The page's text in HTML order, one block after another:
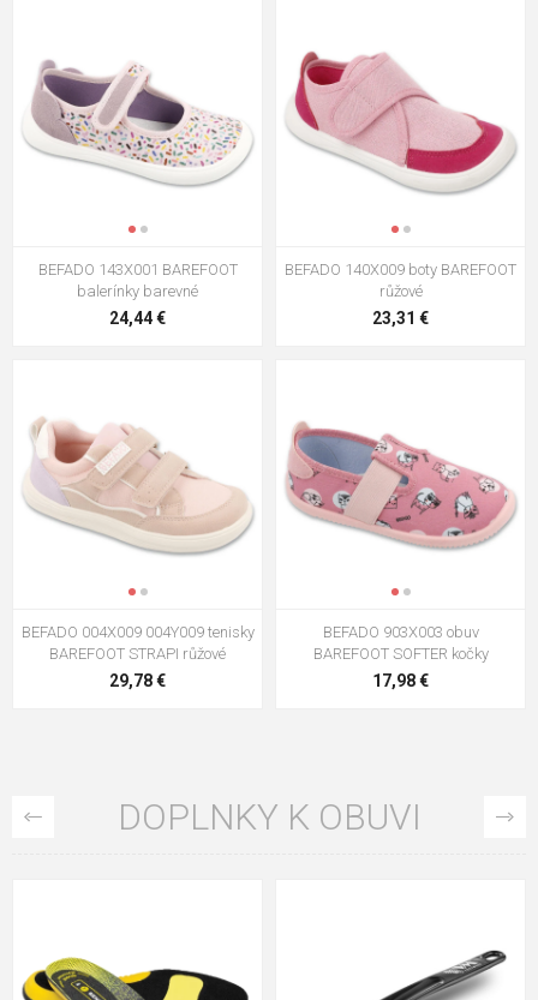
BEFADO 143X001 BAREFOOT
balerínky barevné
24,44 €
BEFADO 140X009 boty BAREFOOT
růžové
23,31 €
BEFADO 004X009 004Y009 tenisky
BAREFOOT STRAPI růžové
29,78 €
BEFADO 903X003 obuv
BAREFOOT SOFTER kočky
17,98 €
DOPLNKY K OBUVI